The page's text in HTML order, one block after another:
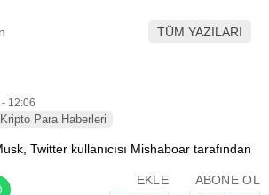
TÜM YAZILARI
- 12:06
Kripto Para Haberleri
EKLE ABONE OL